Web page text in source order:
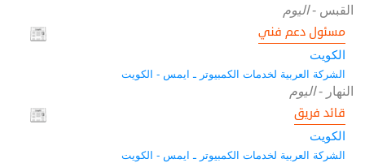
القبس -اليوم
مسئول دعم فني
الكويت
الشركة العربية لخدمات الكمبيوتر ـ ايمس - الكويت
النهار -اليوم
قائد فريق
الكويت
الشركة العربية لخدمات الكمبيوتر ـ ايمس - الكويت